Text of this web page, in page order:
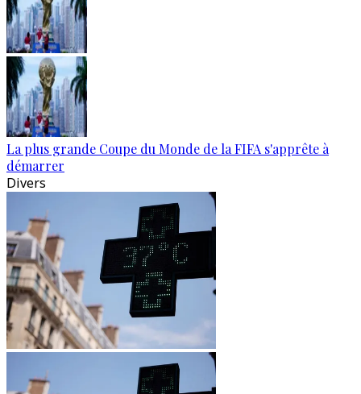
La plus grande Coupe du Monde de la FIFA s'apprête à
démarrer
Divers